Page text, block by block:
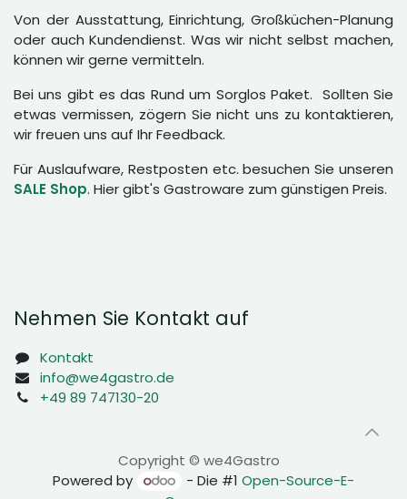
Von der Ausstattung, Einrichtung, Großküchen-Planung
oder auch Kundendienst. Was wir nicht selbst machen,
können wir gerne vermitteln.
Bei uns gibt es das Rund um Sorglos Paket. Sollten Sie
etwas vermissen, zögern Sie nicht uns zu kontaktieren,
wir freuen uns auf Ihr Feedback.
Für Auslaufware, Restposten etc. besuchen Sie unseren
SALE Shop. Hier gibt's Gastroware zum günstigen Preis.
Nehmen Sie Kontakt auf
Kontakt
info@we4gastro.de
+49 89 747130-20
Copyright © we4Gastro
Powered by
- Die #1Open-Source-E-